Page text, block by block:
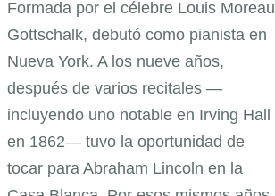
Formada por el célebre Louis Moreau
Gottschalk, debutó como pianista en
Nueva York. A los nueve años,
después de varios recitales —
incluyendo uno notable en Irving Hall
en 1862— tuvo la oportunidad de
tocar para Abraham Lincoln en la